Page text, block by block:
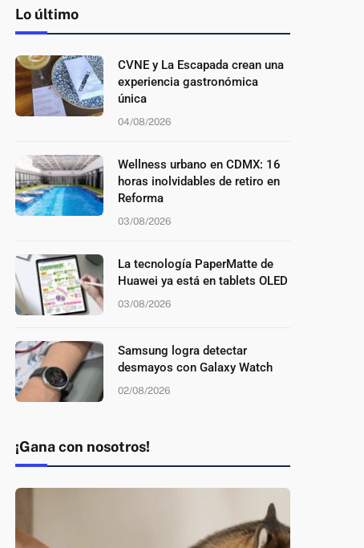
Lo último
CVNE y La Escapada crean una
experiencia gastronómica
única
04/08/2026
Wellness urbano en CDMX: 16
horas inolvidables de retiro en
Reforma
03/08/2026
La tecnología PaperMatte de
Huawei ya está en tablets OLED
03/08/2026
Samsung logra detectar
desmayos con Galaxy Watch
02/08/2026
¡Gana con nosotros!